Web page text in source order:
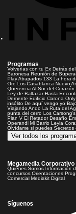
Programas
Volverías con tu Ex Detrás
Baronesa Reunión de
PlayAtrapados 133 La hora
Oro Los Casablanca Nuevo
Querencia Al Sur del Corazón
Ley de Baltazar Hasta
Demente Edificio Corona
insólito De aquí vengo yo
Viajando Ando La Ruta del
punta del cerro Los Carsong's
Plan V El Retador Desafío
Operandi Mi Barrio Leyla
Olvídame si puedes Secretos
Ver todos los
Megamedia Corporativo
Quienes Somos Información
concursos Orientaciones
Comercial Mediakit Digital
Síguenos